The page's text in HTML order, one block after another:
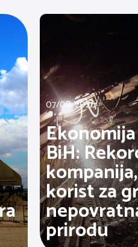
07/08/2026
BiH:
korist za
prirodu